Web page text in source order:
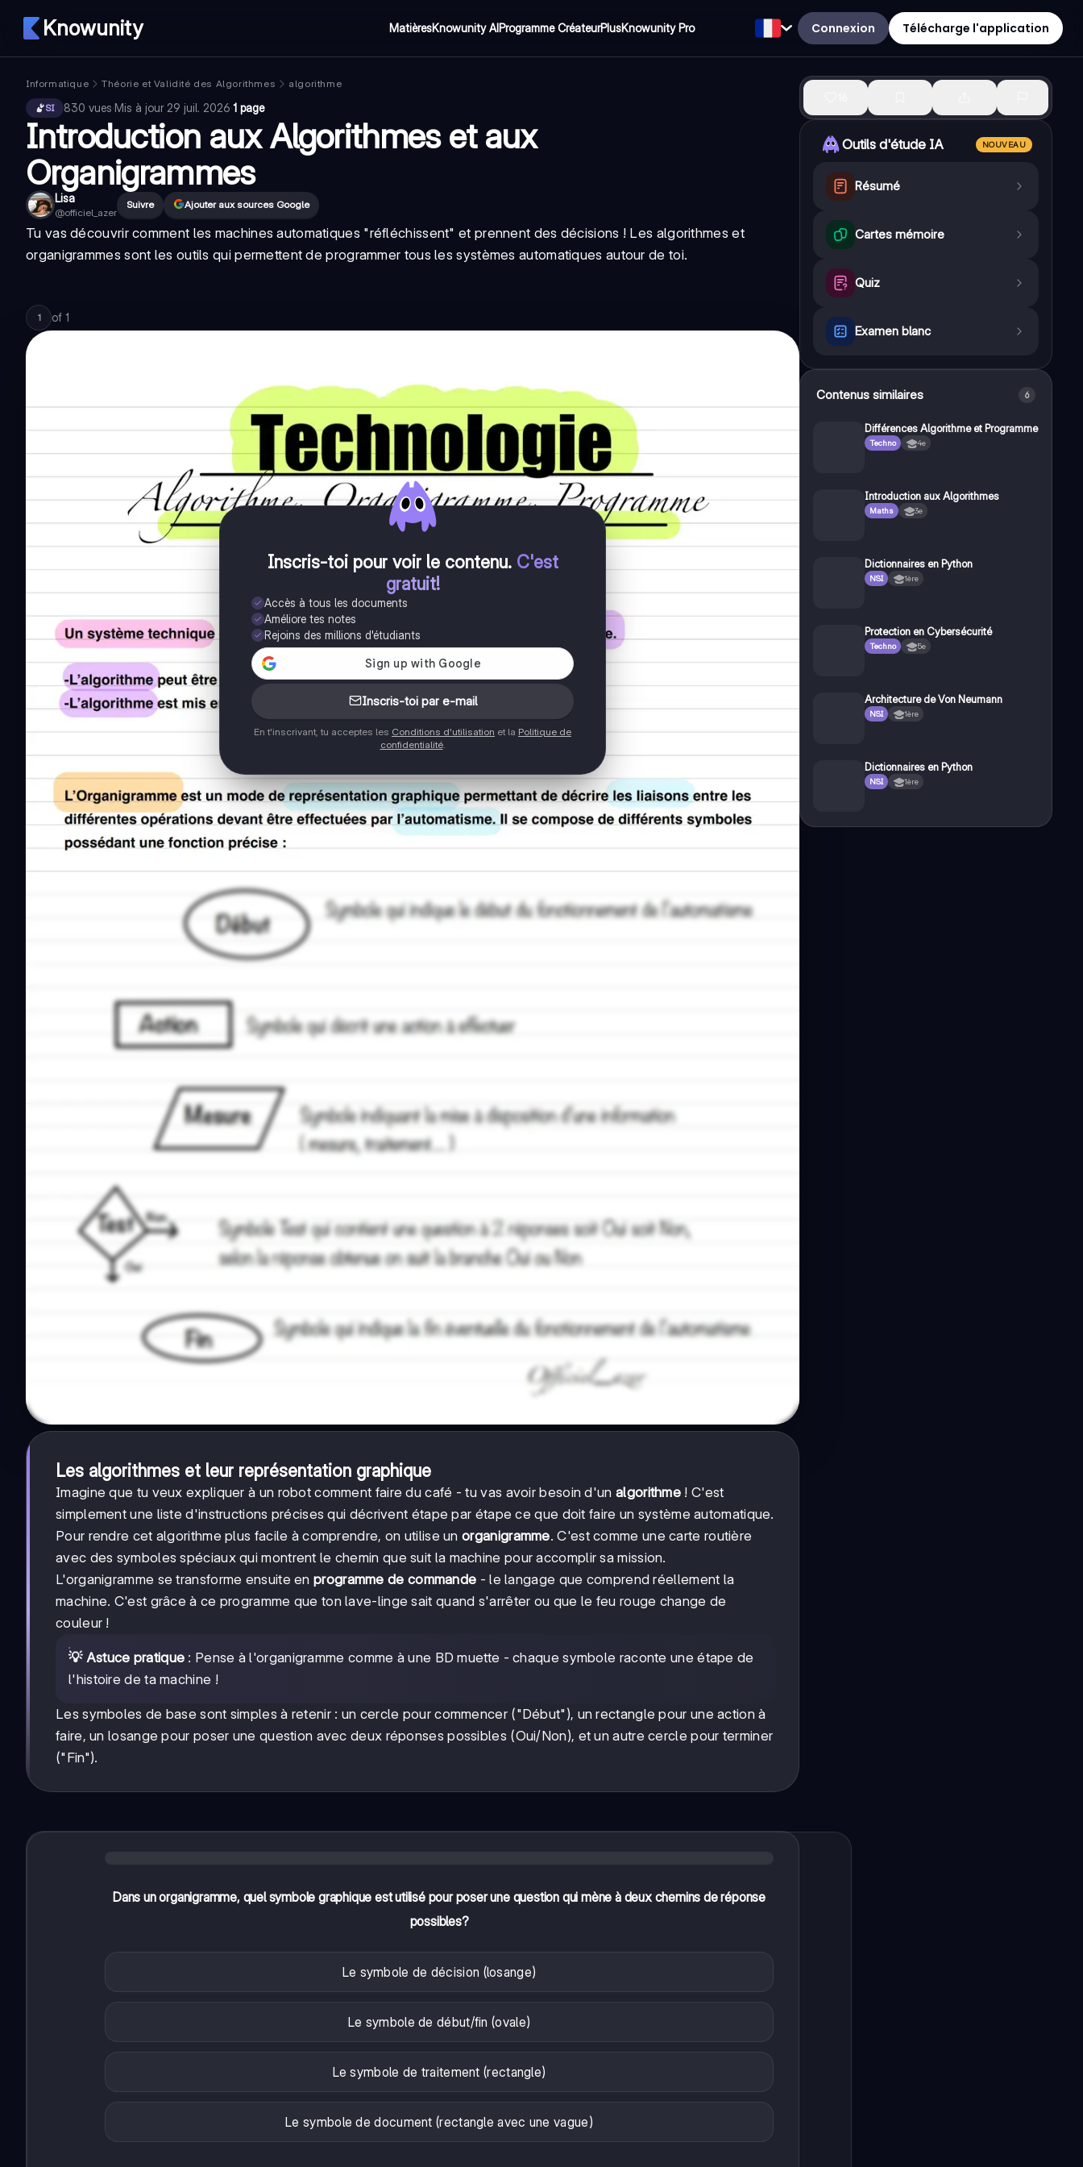
Knowunity MatièresKnowunity AIProgramme CréateurPlusKnowunity Pro Connexion Télécharge l'application
Informatique Théorie et Validité des Algorithmes
algorithme
SI
830 vues·Mis à jour 29 juil. 2026·1 page
Introduction aux Algorithmes et aux
Organigrammes
Lisa
@officiel_azer
Suivre Ajouter aux sources Google
Tu vas découvrir comment les machines automatiques "réfléchissent" et prennent des décisions ! Les algorithmes et
organigrammes sont les outils qui permettent de programmer tous les systèmes automatiques autour de toi.
1 of 1
Inscris-toi pour voir le contenu. C'est
gratuit!
Accès à tous les documents
Améliore tes notes
Rejoins des millions d'étudiants
Inscris-toi par e-mail
En t'inscrivant, tu acceptes les Conditions d'utilisation et la Politique de
confidentialité.
Les algorithmes et leur représentation graphique
Imagine que tu veux expliquer à un robot comment faire du café - tu vas avoir besoin d'un algorithme ! C'est
simplement une liste d'instructions précises qui décrivent étape par étape ce que doit faire un système automatique.
Pour rendre cet algorithme plus facile à comprendre, on utilise unorganigramme. C'est comme une carte routière
avec des symboles spéciaux qui montrent le chemin que suit la machine pour accomplir sa mission.
L'organigramme se transforme ensuite en programme de commande - le langage que comprend réellement la
machine. C'est grâce à ce programme que ton lave-linge sait quand s'arrêter ou que le feu rouge change de
couleur !
💡 Astuce pratique : Pense à l'organigramme comme à une BD muette - chaque symbole raconte une étape de
l'histoire de ta machine !
Les symboles de base sont simples à retenir : un cercle pour commencer ("Début"), un rectangle pour une action à
faire, un losange pour poser une question avec deux réponses possibles (Oui/Non), et un autre cercle pour terminer
("Fin").
Dans un organigramme, quel symbole graphique est utilisé pour poser une question qui mène à deux chemins de réponse
possibles?
Le symbole de décision (losange)
Le symbole de début/fin (ovale)
Le symbole de traitement (rectangle)
Le symbole de document (rectangle avec une vague)
Outils d'étude IA NOUVEAU
Résumé
Cartes mémoire
Quiz
Examen blanc
Contenus similaires 6
Différences Algorithme et Programme
Techno 4e
Introduction aux Algorithmes
Maths 3e
Dictionnaires en Python
NSI 1ère
Protection en Cybersécurité
Techno 5e
Architecture de Von Neumann
NSI 1ère
Dictionnaires en Python
NSI 1ère